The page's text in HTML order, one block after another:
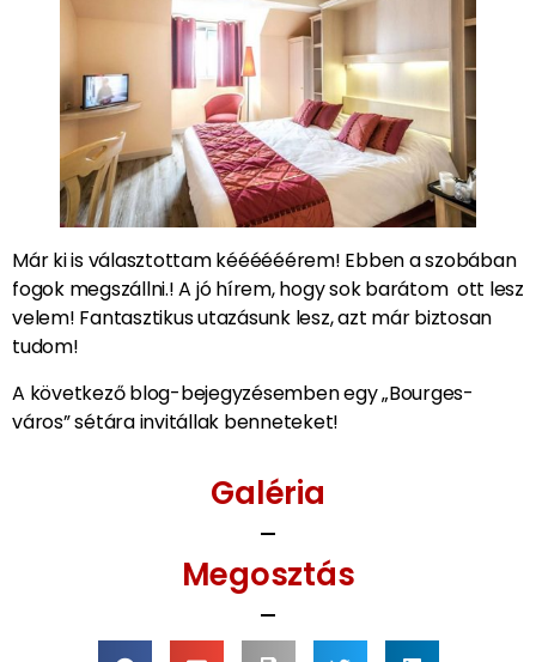
Már ki is választottam kéééééérem! Ebben a szobában
fogok megszállni.! A jó hírem, hogy sok barátom ott lesz
velem! Fantasztikus utazásunk lesz, azt már biztosan
tudom!
A következő blog-bejegyzésemben egy „Bourges-
város” sétára invitállak benneteket!
Galéria
Megosztás